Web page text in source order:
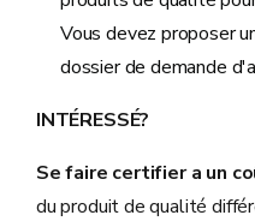
Vous devez proposer
dossier de demande
INTÉRESSÉ?
Se faire certifier a un
du produit de qualité